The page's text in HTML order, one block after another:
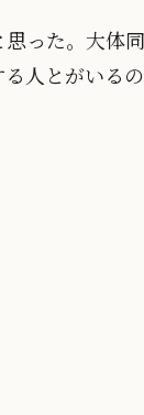
った。大体同
人とがいるの